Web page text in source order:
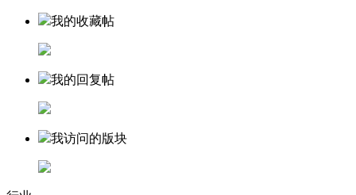
我的收藏帖
我的回复帖
我访问的版块